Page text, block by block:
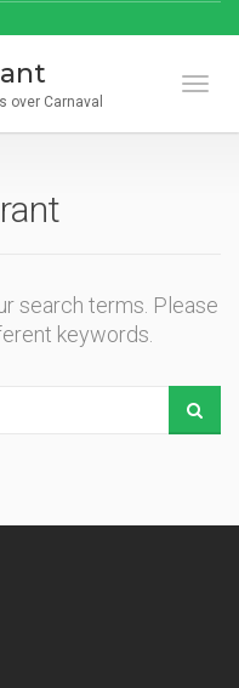
over Carnaval
search terms. Please
keywords.